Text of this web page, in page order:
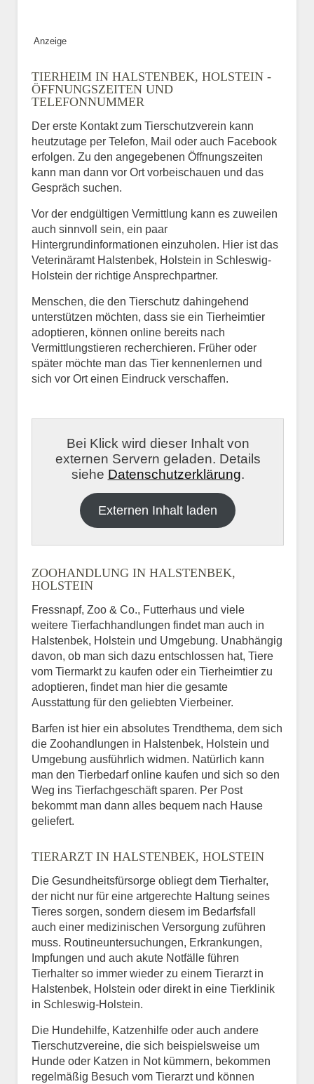
Anzeige
TIERHEIM IN HALSTENBEK, HOLSTEIN -
ÖFFNUNGSZEITEN UND
TELEFONNUMMER
Der erste Kontakt zum Tierschutzverein kann
heutzutage per Telefon, Mail oder auch Facebook
erfolgen. Zu den angegebenen Öffnungszeiten
kann man dann vor Ort vorbeischauen und das
Gespräch suchen.
Vor der endgültigen Vermittlung kann es zuweilen
auch sinnvoll sein, ein paar
Hintergrundinformationen einzuholen. Hier ist das
Veterinäramt Halstenbek, Holstein in Schleswig-
Holstein der richtige Ansprechpartner.
Menschen, die den Tierschutz dahingehend
unterstützen möchten, dass sie ein Tierheimtier
adoptieren, können online bereits nach
Vermittlungstieren recherchieren. Früher oder
später möchte man das Tier kennenlernen und
sich vor Ort einen Eindruck verschaffen.
Bei Klick wird dieser Inhalt von
externen Servern geladen. Details
siehe Datenschutzerklärung.
Externen Inhalt laden
ZOOHANDLUNG IN HALSTENBEK,
HOLSTEIN
Fressnapf, Zoo & Co., Futterhaus und viele
weitere Tierfachhandlungen findet man auch in
Halstenbek, Holstein und Umgebung. Unabhängig
davon, ob man sich dazu entschlossen hat, Tiere
vom Tiermarkt zu kaufen oder ein Tierheimtier zu
adoptieren, findet man hier die gesamte
Ausstattung für den geliebten Vierbeiner.
Barfen ist hier ein absolutes Trendthema, dem sich
die Zoohandlungen in Halstenbek, Holstein und
Umgebung ausführlich widmen. Natürlich kann
man den Tierbedarf online kaufen und sich so den
Weg ins Tierfachgeschäft sparen. Per Post
bekommt man dann alles bequem nach Hause
geliefert.
TIERARZT IN HALSTENBEK, HOLSTEIN
Die Gesundheitsfürsorge obliegt dem Tierhalter,
der nicht nur für eine artgerechte Haltung seines
Tieres sorgen, sondern diesem im Bedarfsfall
auch einer medizinischen Versorgung zuführen
muss. Routineuntersuchungen, Erkrankungen,
Impfungen und auch akute Notfälle führen
Tierhalter so immer wieder zu einem Tierarzt in
Halstenbek, Holstein oder direkt in eine Tierklinik
in Schleswig-Holstein.
Die Hundehilfe, Katzenhilfe oder auch andere
Tierschutzvereine, die sich beispielsweise um
Hunde oder Katzen in Not kümmern, bekommen
regelmäßig Besuch vom Tierarzt und können